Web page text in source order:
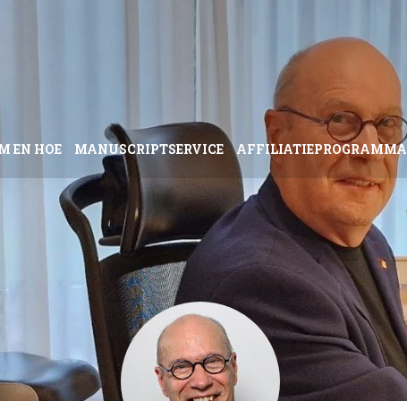
EN HOE MANUSCRIPTSERVICE AFFILIATIEPROGRAMMA